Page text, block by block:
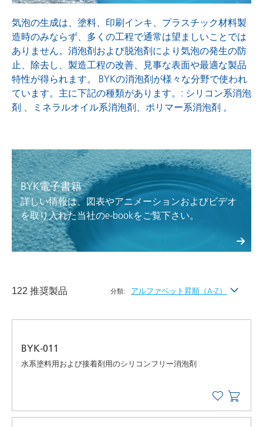
気泡の生成は、塗料、印刷インキ、プラスチック材料製
造時のみならず、多くの工程で通常は望ましいことでは
ありません。消泡剤および脱泡剤により気泡の発生の防
止、除去し、製造工程の改善、見事な表面や最適な製品
特性が得られます。 BYKの消泡剤が様々な分野で使われ
ています。主に下記の種類があります。: シリコン系消泡
剤 、ミネラルオイル系消泡剤、ポリマー系消泡剤 。
BYK電子書籍
詳しい情報は、図表やアニメーションおよびビデオ
を取り入れた当社のe-bookをご覧下さい。
122 推奨製品 分類: アルファベット昇順（A-Z）
BYK-011
水系塗料用および接着剤用のシリコンフリー消泡剤